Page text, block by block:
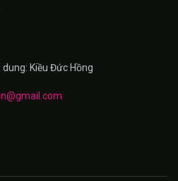
Kiều Đức Hồng